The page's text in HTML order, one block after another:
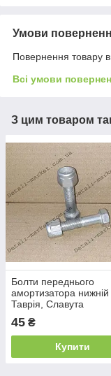
Умови
Повернення товару
Всі умови
З цим товаром
Болти переднього
амортизатора нижній
Таврія, Славута
45 ₴
Купити